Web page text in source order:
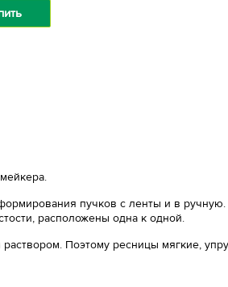
пучков с ленты и в
расположены одна к одной.
Поэтому ресницы мягкие,